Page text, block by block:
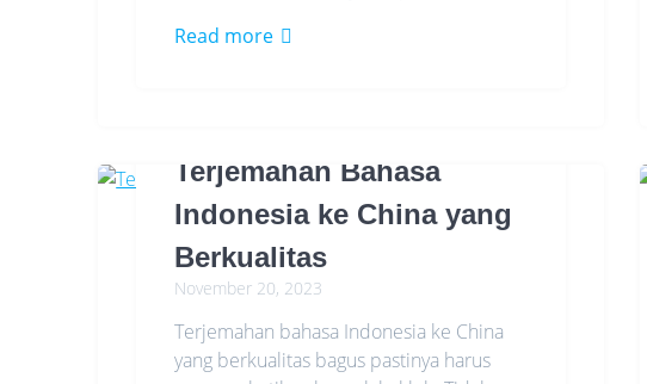
Read more
Terjemahan Bahasa
Indonesia ke China yang
Berkualitas
November 20, 2023
Terjemahan bahasa Indonesia ke China
yang berkualitas bagus pastinya harus